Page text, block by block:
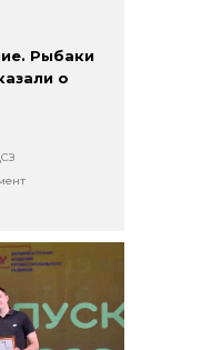
Рыбаки
о